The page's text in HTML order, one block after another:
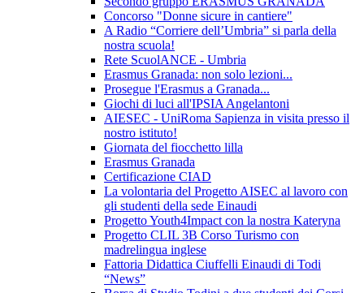
Concorso "Donne sicure in cantiere"
A Radio “Corriere dell’Umbria” si parla della
nostra scuola!
Rete ScuolANCE - Umbria
Erasmus Granada: non solo lezioni...
Prosegue l'Erasmus a Granada...
Giochi di luci all'IPSIA Angelantoni
AIESEC - UniRoma Sapienza in visita presso il
nostro istituto!
Giornata del fiocchetto lilla
Erasmus Granada
Certificazione CIAD
La volontaria del Progetto AISEC al lavoro con
gli studenti della sede Einaudi
Progetto Youth4Impact con la nostra Kateryna
Progetto CLIL 3B Corso Turismo con
madrelingua inglese
Fattoria Didattica Ciuffelli Einaudi di Todi
“News”